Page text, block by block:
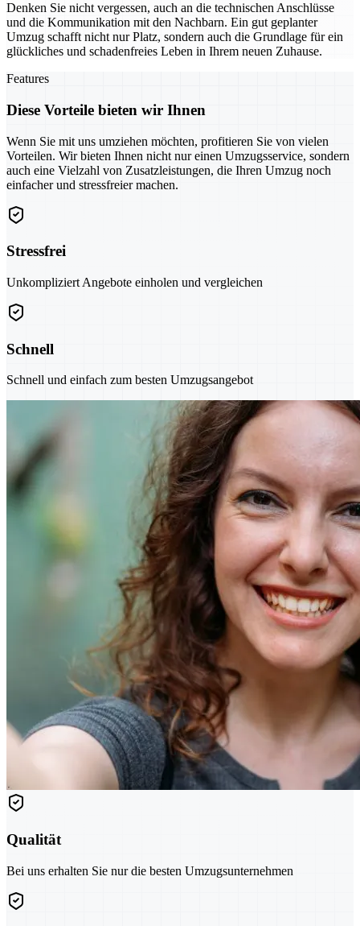
Denken Sie nicht vergessen, auch an die technischen Anschlüsse
und die Kommunikation mit den Nachbarn. Ein gut geplanter
Umzug schafft nicht nur Platz, sondern auch die Grundlage für ein
glückliches und schadenfreies Leben in Ihrem neuen Zuhause.
Features
Diese Vorteile bieten wir Ihnen
Wenn Sie mit uns umziehen möchten, profitieren Sie von vielen
Vorteilen. Wir bieten Ihnen nicht nur einen Umzugsservice, sondern
auch eine Vielzahl von Zusatzleistungen, die Ihren Umzug noch
einfacher und stressfreier machen.
Stressfrei
Unkompliziert Angebote einholen und vergleichen
Schnell
Schnell und einfach zum besten Umzugsangebot
Qualität
Bei uns erhalten Sie nur die besten Umzugsunternehmen